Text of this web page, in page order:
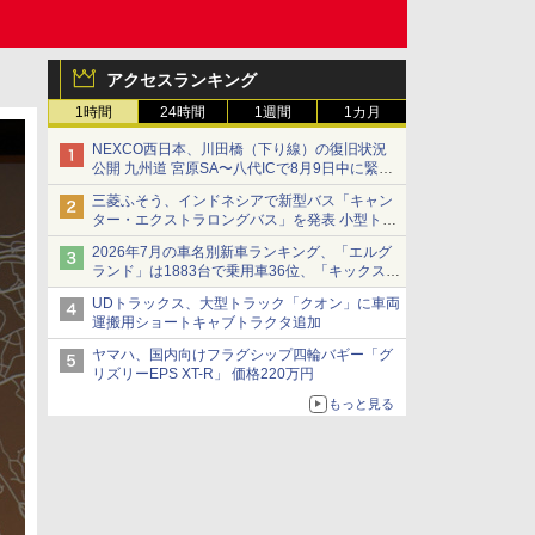
アクセスランキング
1時間 24時間 1週間 1カ月
NEXCO西日本、川田橋（下り線）の復旧状況
公開 九州道 宮原SA〜八代ICで8月9日中に緊急
車両を通行可能に
三菱ふそう、インドネシアで新型バス「キャン
ター・エクストラロングバス」を発表 小型トラ
ックベースの観光・旅客輸送向けバス
2026年7月の車名別新車ランキング、「エルグ
ランド」は1883台で乗用車36位、「キックス」
は2591台で27位に
UDトラックス、大型トラック「クオン」に車両
運搬用ショートキャブトラクタ追加
ヤマハ、国内向けフラグシップ四輪バギー「グ
リズリーEPS XT-R」 価格220万円
もっと見る